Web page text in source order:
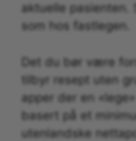
aktuelle pasienten.
som hos fastlegen.
Det du bør være
tilbyr resept uten
apper der en
basert på et
utenlandske